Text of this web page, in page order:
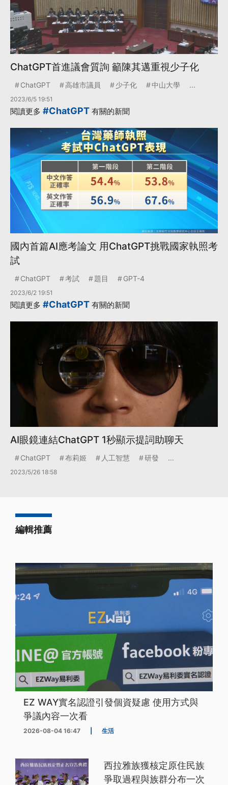
ChatGPT首進議會質詢 籲陳其邁重視少子化
ChatGPT 高雄市議員 少子化 中山大學 ...
2023/6/5 19:51
閱讀更多 #ChatGPT 有關的新聞
國內首篇AI應考論文 用ChatGPT挑戰國家執照考
試
ChatGPT 考試 題目 GPT-4
2023/6/2 19:51
閱讀更多 #ChatGPT 有關的新聞
AI眼鏡連結ChatGPT 1秒顯示提詞助聊天
ChatGPT 布莉姬 人工智慧 研發 ...
2023/5/26 18:58
編輯推薦
EZ WAY實名認證引發個資疑慮 使用方式與
爭議內容一次看
2026-08-04 16:47 生活
西拉雅族獲核定原住民族
爭取過程與族群分布一次